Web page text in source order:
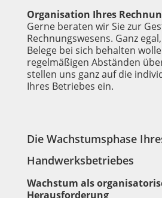
Organisation Ihres
Gerne beraten wir Sie zur
Rechnungswesens. Ganz
Belege bei sich behalten
regelmäßigen Abständen
stellen uns ganz auf die
Ihres Betriebes ein.
Die Wachstumsphase
Handwerksbetriebes
Wachstum als
Herausforderung